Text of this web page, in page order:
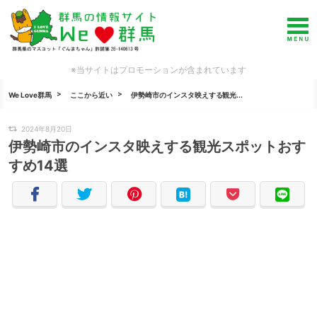
※当サイトはプロモーションが含まれています
We Love群馬 ここから近い 伊勢崎市のインスタ映えする観光...
2024年8月20日
伊勢崎市のインスタ映えする観光スポットおす
すめ14選